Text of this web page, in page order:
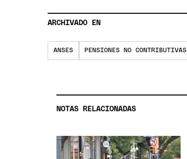
ARCHIVADO EN
ANSES PENSIONES NO CONTRIBUTIVAS
NOTAS RELACIONADAS